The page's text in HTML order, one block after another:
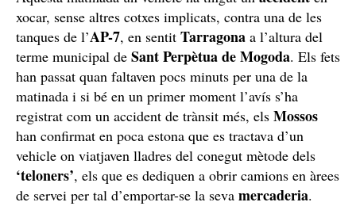
xocar, sense altres cotxes implicats, contra una de les
tanques de l’AP-7, en sentit Tarragona a l’altura del
terme municipal de Sant Perpètua de Mogoda. Els fets
han passat quan faltaven pocs minuts per una de la
matinada i si bé en un primer moment l’avís s’ha
registrat com un accident de trànsit més, els Mossos
han confirmat en poca estona que es tractava d’un
vehicle on viatjaven lladres del conegut mètode dels
‘teloners’, els que es dediquen a obrir camions en àrees
de servei per tal d’emportar-se la seva mercaderia.